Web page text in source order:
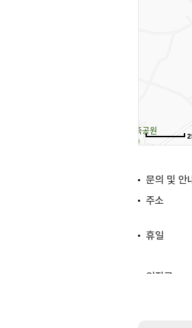
문의 및 안
주소
휴일
입장료